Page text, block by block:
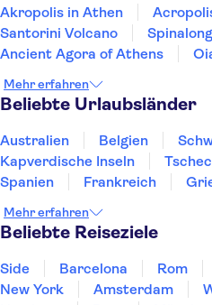
Akropolis in Athen
Santorini Volcano
Ancient Agora of Athens
TUI Rhodes Marathon
Heraklion Archaeological
Archeological Museum of
Elafonisi
Mehr erfahren
Beliebte Urlaubsländer
Australien Belgien
Kapverdische Inseln
Spanien
Frankreich
Norwegen
Polen
Mehr erfahren
Beliebte Reiseziele
Side Barcelona Rom
New York
Amsterdam